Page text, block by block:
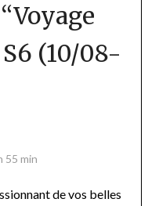
Voyage
(10/08-
55 min
de vos belles